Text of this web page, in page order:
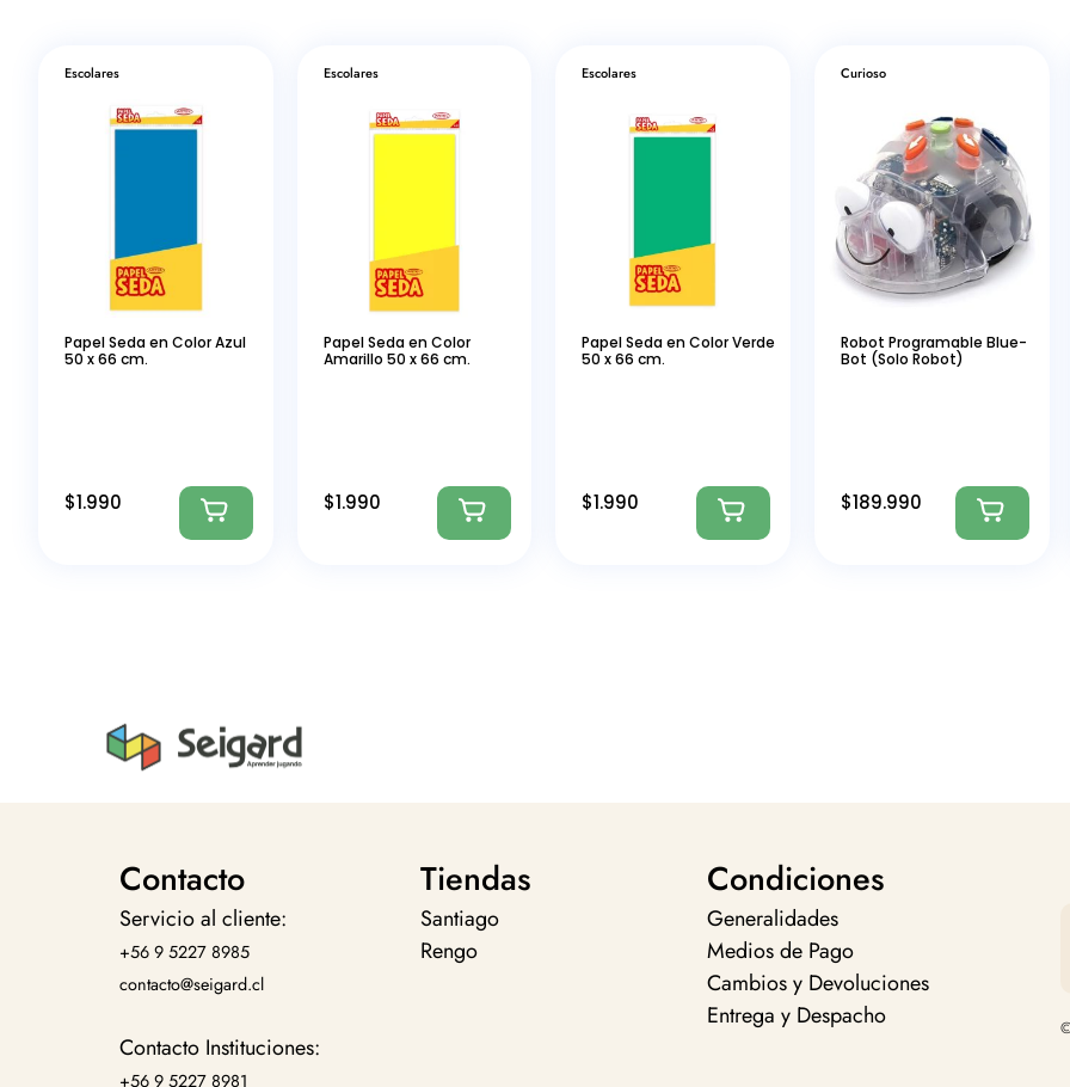
Escolares
Papel Seda en Color Azul
50 x 66 cm.
$1.990
Escolares
Papel Seda en Color
Amarillo 50 x 66 cm.
$1.990
Escolares
Papel Seda en Color Verde
50 x 66 cm.
$1.990
Curioso
Robot Programable Blue-
Bot (Solo Robot)
$189.990
Contacto
Servicio al cliente:
+56 9 5227 8985
contacto@seigard.cl
Contacto Instituciones:
+56 9 5227 8981
Tiendas
Santiago
Rengo
Condiciones
Generalidades
Medios de Pago
Cambios y Devoluciones
Entrega y Despacho